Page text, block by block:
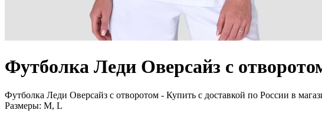
Футболка Леди Оверсайз с
Футболка Леди Оверсайз с отворотом - Купить с доставкой по России в
Размеры: M, L